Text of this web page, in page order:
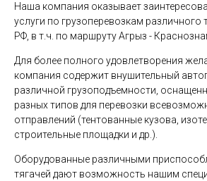
Наша компания оказывает
услуги по грузоперевозкам различного
РФ, в т.ч. по маршруту Агрыз -
Для более полного удовлетворения
компания содержит внушительный
различной грузоподъемности,
разных типов для перевозки
отправлений (тентованные кузова,
строительные площадки и др.).
Оборудованные различными
тягачей дают возможность нашим